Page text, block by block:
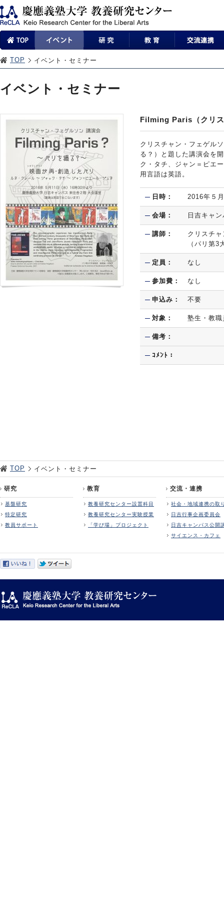
TOP イベント・セミナー
イベント・セミナー
Filming Paris（クリ
クリスチャン・フェゲル
る？）と題した講演会を
ク・タチ、ジャン＝ピエ
用言語は英語。
日時： 2016年５
会場： 日吉キャ
講師：
クリスチ
（パリ第3
定員： なし
参加費： なし
申込み： 不要
対象： 塾生・教職
備考：
ｺﾒﾝﾄ：
TOP イベント・セミナー
研究
基盤研究
特定研究
教員サポート
教育
教養研究センター設置科目
教養研究センター実験授業
「学び場」プロジェクト
交流・連携
社会・地域連携の取
日吉行事企画委員会
日吉キャンパス公開
サイエンス・カフェ